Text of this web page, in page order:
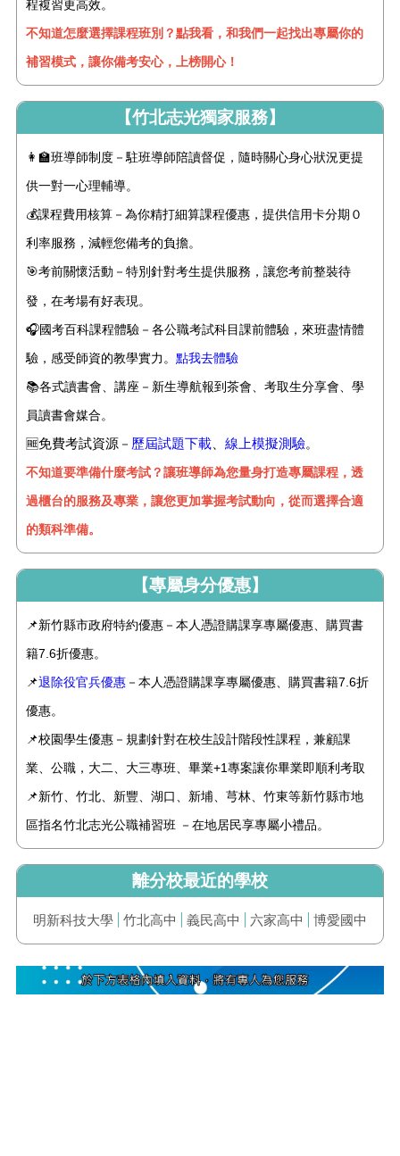
程複習更高效。
不知道怎麼選擇課程班別？點我看，和我們一起找出專屬你的
補習模式，讓你備考安心，上榜開心！
【竹北志光獨家服務】
👩‍🏫班導師制度－駐班導師陪讀督促，隨時關心身心狀況更提
供一對一心理輔導。
💰課程費用核算－為你精打細算課程優惠，提供信用卡分期０
利率服務，減輕您備考的負擔。
🎯考前關懷活動－特別針對考生提供服務 ，讓您考前整裝待
發，在考場有好表現。
🎧國考百科課程體驗－各公職考試科目課前體驗，來班盡情體
驗，感受師資的教學實力。 點我去體驗
📚各式讀書會、講座－新生導航報到茶會、考取生分享會、學
員讀書會媒合。
🆓免費考試資源 － 歷屆試題下載、 線上模擬測驗。
不知道要準備什麼考試？讓班導師為您量身打造專屬課程，透
過櫃台的服務及專業，讓您更加掌握考試動向，從而選擇合適
的類科準備。
【專屬身分優惠】
📌新竹縣市政府特約優惠－本人憑證購課享專屬優惠、購買書
籍7.6折優惠。
📌退除役官兵優惠－本人憑證購課享專屬優惠、購買書籍7.6折
優惠。
📌校園學生優惠－規劃針對在校生設計階段性課程，兼顧課
業、公職，大二、大三專班、畢業+1專案讓你畢業即順利考取
📌新竹、竹北、新豐、湖口、新埔、芎林、竹東等新竹縣市地
區指名竹北志光公職補習班 －在地居民享專屬小禮品。
離分校最近的學校
明新科技大學 竹北高中 義民高中 六家高中 博愛國中